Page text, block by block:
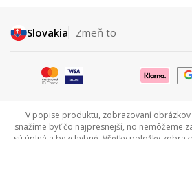
Slovakia Zmeň to
V popise produktu, zobrazovaní obrázkov
snažíme byť čo najpresnejší, no nemôžeme
sú úplné a bezchybné. Všetky položky